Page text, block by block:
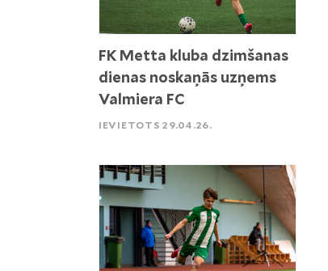
FK Metta kluba dzimšanas
dienas noskaņās uzņems
Valmiera FC
IEVIETOTS 29.04.26.